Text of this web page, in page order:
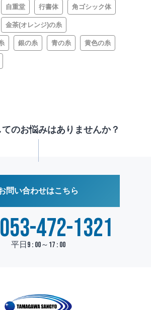
自重堂 行書体 角ゴシック体
金茶(オレンジ)の糸
銀の糸 青の糸 黄色の糸
のお悩みはありませんか？
問い合わせはこちら
053-472-1321
平日9 : 00～17 : 00